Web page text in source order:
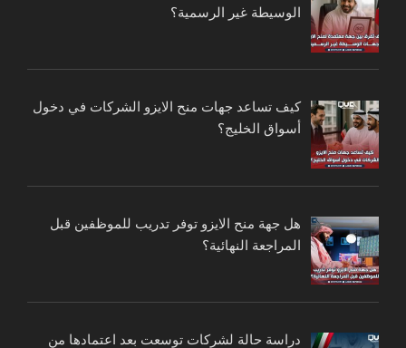
الوسيطة غير الرسمية؟
كيف تساعد جهات منح الايزو الشركات في دخول
أسواق الخليج؟
هل جهة منح الايزو توفر تدريب للموظفين قبل
المراجعة النهائية؟
دراسة حالة لشركات توسعت بعد اعتمادها من